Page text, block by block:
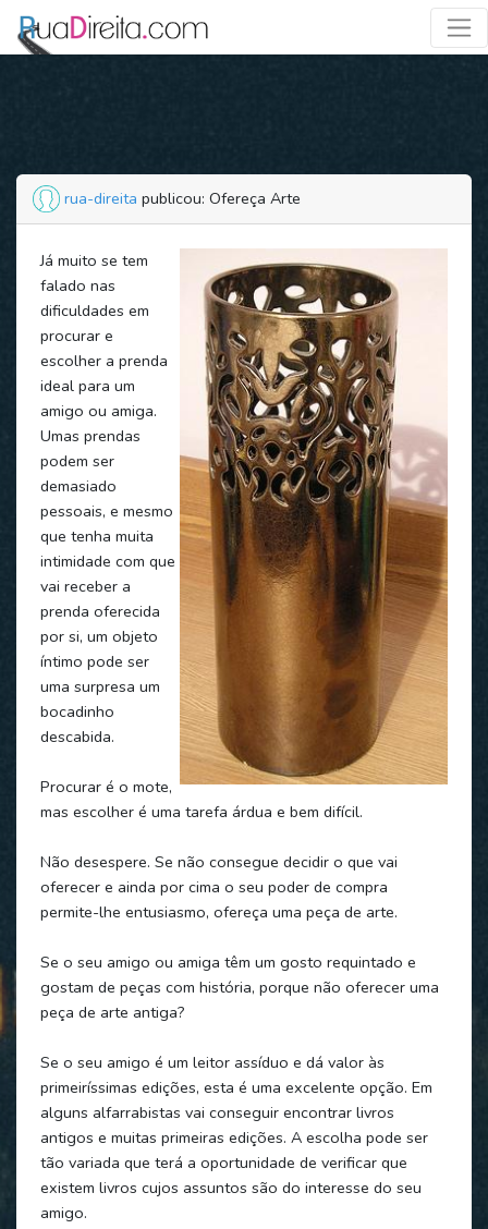
rua-direita publicou: Ofereça Arte
Já muito se tem
falado nas
dificuldades em
procurar e
escolher a prenda
ideal para um
amigo ou amiga.
Umas prendas
podem ser
demasiado
pessoais, e mesmo
que tenha muita
intimidade com que
vai receber a
prenda oferecida
por si, um objeto
íntimo pode ser
uma surpresa um
bocadinho
descabida.
Procurar é o mote,
mas escolher é uma tarefa árdua e bem difícil.
Não desespere. Se não consegue decidir o que vai
oferecer e ainda por cima o seu poder de compra
permite-lhe entusiasmo, ofereça uma peça de arte.
Se o seu amigo ou amiga têm um gosto requintado e
gostam de peças com história, porque não oferecer uma
peça de arte antiga?
Se o seu amigo é um leitor assíduo e dá valor às
primeiríssimas edições, esta é uma excelente opção. Em
alguns alfarrabistas vai conseguir encontrar livros
antigos e muitas primeiras edições. A escolha pode ser
tão variada que terá a oportunidade de verificar que
existem livros cujos assuntos são do interesse do seu
amigo.